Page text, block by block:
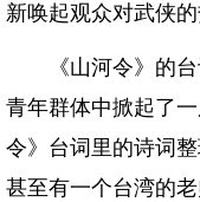
新唤起观众对武侠的
《山河令》的台
青年群体中掀起了
令》台词里的诗词
甚至有一个台湾的